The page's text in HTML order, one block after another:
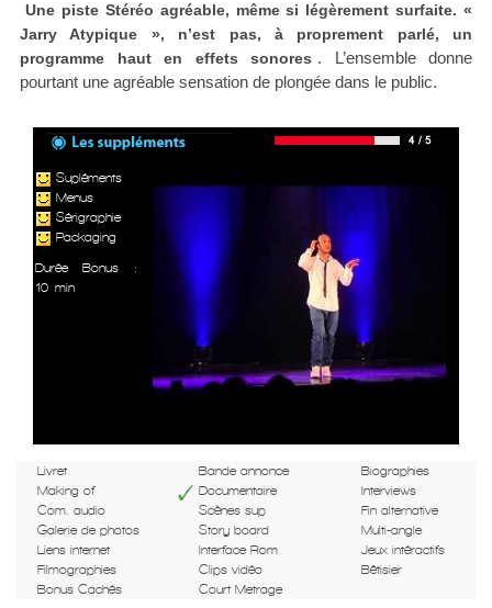
Une piste Stéréo agréable, même si légèrement surfaite. «
Jarry Atypique », n’est pas, à proprement parlé, un
programme haut en effets sonores . L’ensemble donne
pourtant une agréable sensation de plongée dans le public.
Supléments
Menus
Sérigraphie
Packaging
Durée Bonus :
10 min
Livret Bande annonce
Biographies
Making of
Documentaire
Interviews
Com. audio
Scènes sup
Fin alternative
Galerie de photos
Story board
Multi-angle
Liens internet
Interface Rom
Jeux intéractifs
Filmographies
Clips vidéo
Bêtisier
Bonus Cachés
Court Metrage